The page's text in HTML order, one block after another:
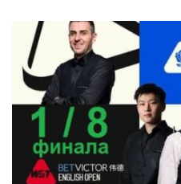
Англии 2025 (Live)
1/4 финала рейтингового